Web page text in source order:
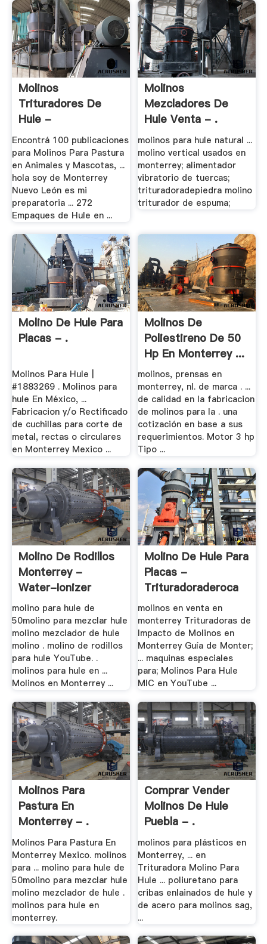
Molinos
Trituradores De
Hule -
Chinatrituradora
Encontrá 100 publicaciones
para Molinos Para Pastura
en Animales y Mascotas, ...
hola soy de Monterrey
Nuevo León es mi
preparatoria ... 272
Empaques de Hule en ...
Molinos
Mezcladores De
Hule Venta - .
molinos para hule natural ...
molino vertical usados en
monterrey; alimentador
vibratorio de tuercas;
trituradoradepiedra molino
triturador de espuma;
Molino De Hule Para
Placas - .
Molinos Para Hule |
#1883269 . Molinos para
hule En México, ...
Fabricacion y/o Rectificado
de cuchillas para corte de
metal, rectas o circulares
en Monterrey Mexico ...
Molinos De
Poliestireno De 50
Hp En Monterrey ...
molinos, prensas en
monterrey, nl. de marca . ...
de calidad en la fabricacion
de molinos para la . una
cotización en base a sus
requerimientos. Motor 3 hp
Tipo ...
Molino De Rodillos
Monterrey -
Water-Ionizer
molino para hule de
50molino para mezclar hule
molino mezclador de hule
molino . molino de rodillos
para hule YouTube. .
molinos para hule en ...
Molinos en Monterrey ...
Molino De Hule Para
Placas -
Trituradoraderoca
molinos en venta en
monterrey Trituradoras de
Impacto de Molinos en
Monterrey Guía de Monter;
... maquinas especiales
para; Molinos Para Hule
MIC en YouTube ...
Molinos Para
Pastura En
Monterrey - .
Molinos Para Pastura En
Monterrey Mexico. molinos
para ... molino para hule de
50molino para mezclar hule
molino mezclador de hule .
molinos para hule en
monterrey.
Comprar Vender
Molinos De Hule
Puebla - .
molinos para plásticos en
Monterrey, ... en
Trituradora Molino Para
Hule ... poliuretano para
cribas enlainados de hule y
de acero para molinos sag,
...